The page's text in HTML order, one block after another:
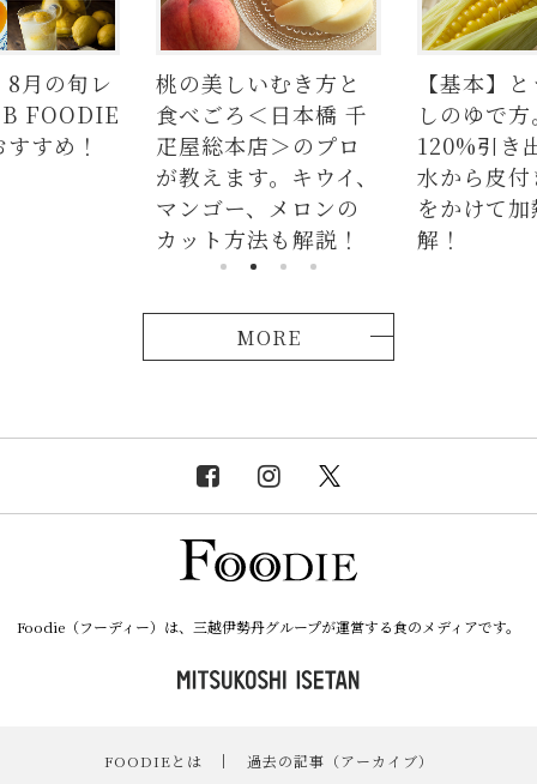
月の旬レ
FOODIE
すめ！
桃の美しいむき方と
食べごろ＜日本橋 千
疋屋総本店＞のプロ
が教えます。キウイ、
マンゴー、メロンの
カット方法も解説！
【基本】
しのゆで
120%引き
水から皮
をかけて
解！
MORE
Foodie（フーディー）は、三越伊勢丹グループが運営する食のメディアです。
FOODIEとは ｜
過去の記事（アーカイブ）